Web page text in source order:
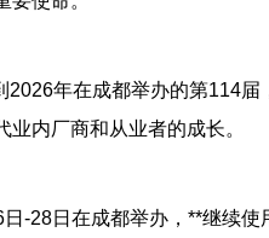
2026年在成都举办的第114
内厂商和从业者的成长。
-28日在成都举办，**继续